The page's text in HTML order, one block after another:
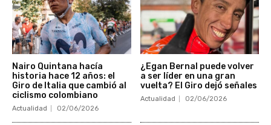
Nairo Quintana hacía
historia hace 12 años: el
Giro de Italia que cambió al
ciclismo colombiano
Actualidad 02/06/2026
¿Egan Bernal puede volver
a ser líder en una gran
vuelta? El Giro dejó señales
Actualidad 02/06/2026